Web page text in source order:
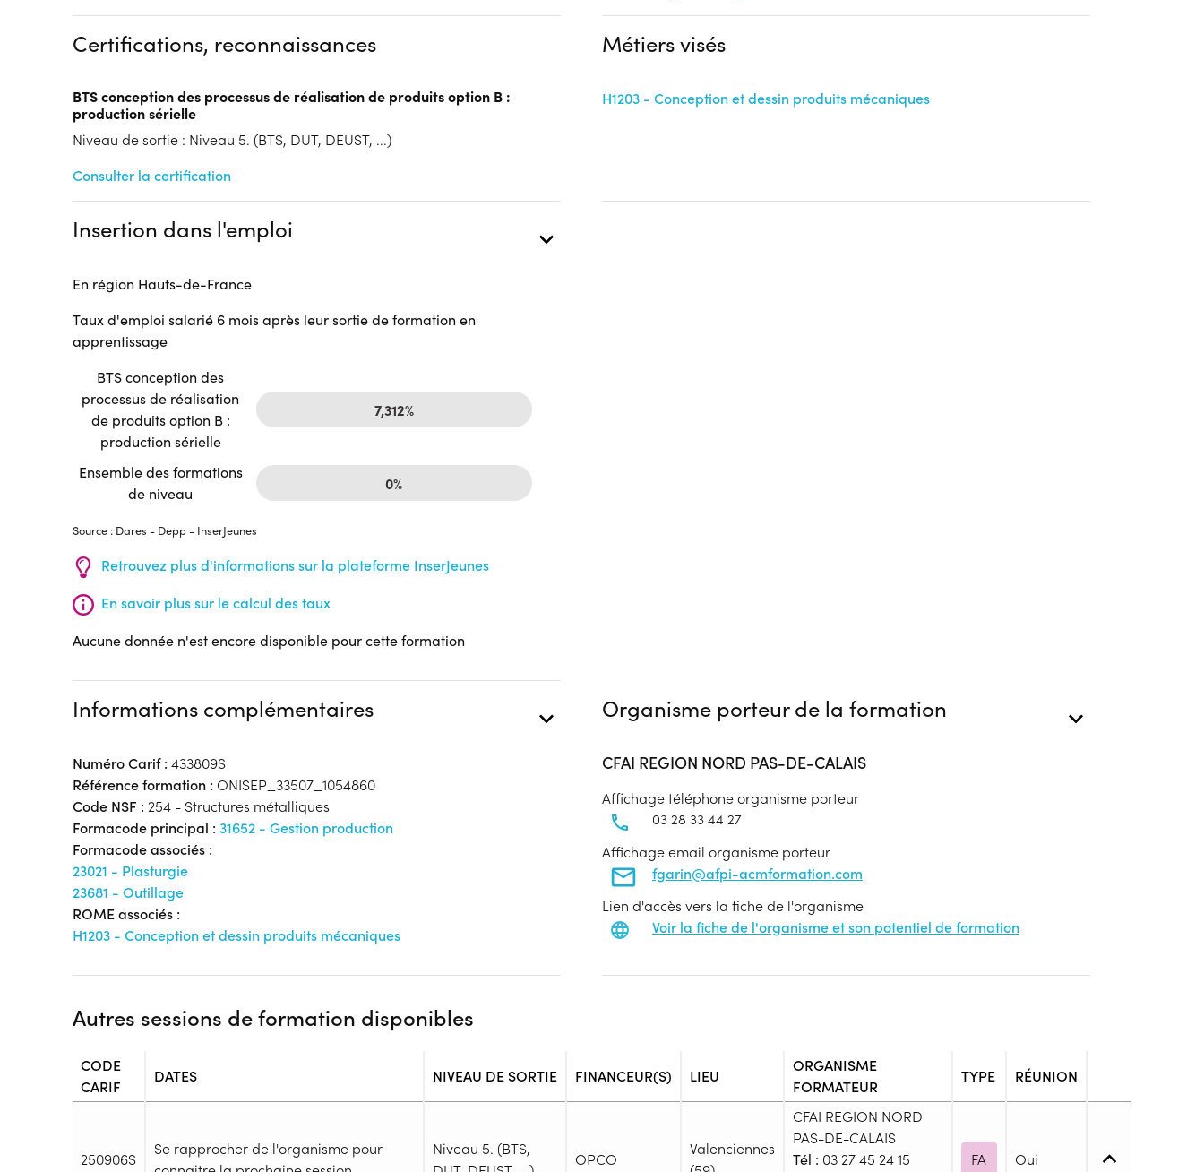
Tarif : N.C.
Modalités d'enseignement :Formation entièrement présentielle
Année 1 : Contrat d’apprentissage
Année 2 : Contrat d’apprentissage
Lieu de formation
89 Rue Péclet
59300 Valenciennes
Accès handicap :Oui
Restauration :Sur place
Transport :Pas de transport
Certifications, reconnaissances
BTS conception des processus de réalisation de produits option B :
production sérielle
Niveau de sortie : Niveau 5. (BTS, DUT, DEUST, ...)
Consulter la certification
Métiers visés
H1203 - Conception et dessin produits mécaniques
Insertion dans l'emploi
En région Hauts-de-France
Taux d'emploi salarié 6 mois après leur sortie de formation en
apprentissage
BTS conception des
processus de réalisation
de produits option B :
production sérielle
7,312%
Ensemble des formations
de niveau
0%
Source : Dares - Depp - InserJeunes
Retrouvez plus d'informations sur la plateforme InserJeunes
En savoir plus sur le calcul des taux
Aucune donnée n'est encore disponible pour cette formation
Informations complémentaires
Numéro Carif : 433809S
Référence formation : ONISEP_33507_1054860
Code NSF : 254 - Structures métalliques
Formacode principal : 31652 - Gestion production
Formacode associés :
23021 - Plasturgie
23681 - Outillage
ROME associés :
H1203 - Conception et dessin produits mécaniques
Organisme porteur de la formation
CFAI REGION NORD PAS-DE-CALAIS
Affichage téléphone organisme porteur
03 28 33 44 27
Affichage email organisme porteur
fgarin@afpi-acmformation.com
Lien d'accès vers la fiche de l'organisme
Voir la fiche de l'organisme et son potentiel de formation
Autres sessions de formation disponibles
CODE
CARIF
DATES NIVEAU DE SORTIE FINANCEUR(S) LIEU
ORGANISME
FORMATEUR
TYPE RÉUNION
250906S
Se rapprocher de l'organisme pour
Niveau 5. (BTS,
OPCO
Valenciennes
CFAI REGION NORD
PAS-DE-CALAIS
Tél : 03 27 45 24 15
FA Oui